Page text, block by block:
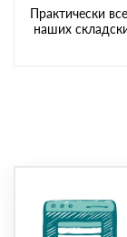
Практически
наших